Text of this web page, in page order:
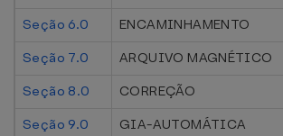
Seção 6.0
ENCAMINHAMENTO
Seção 7.0
ARQUIVO MAGNÉTICO
Seção 8.0
CORREÇÃO
Seção 9.0
GIA-AUTOMÁTICA